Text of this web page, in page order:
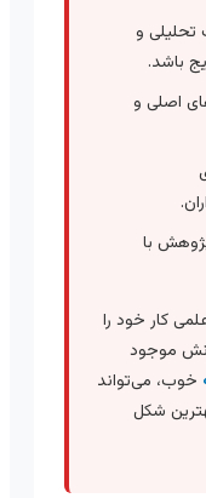
و
و
با
خود را
می‌تواند
شکل